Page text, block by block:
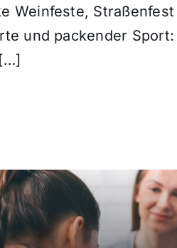
Weinfeste,
und packender Sport: